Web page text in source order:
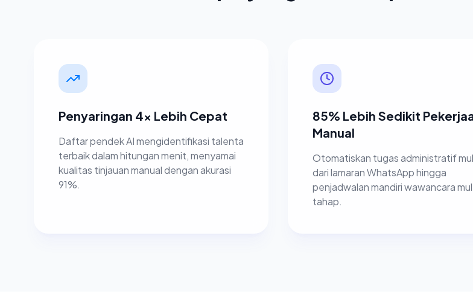
Penyaringan 4x Lebih Cepat
Daftar pendek AI mengidentifikasi talenta
terbaik dalam hitungan menit, menyamai
kualitas tinjauan manual dengan akurasi
91%.
85% Lebih Sedikit
Manual
Otomatiskan tugas administratif
dari lamaran WhatsApp hingga
penjadwalan mandiri wawancara
tahap.